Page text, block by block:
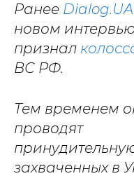
Ранее Dialog.UA
новом
признал
ВС РФ.
Тем временем
проводят
захваченных в